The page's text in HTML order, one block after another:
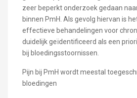
zeer beperkt onderzoek gedaan
binnen PmH. Als gevolg hiervan is
effectieve behandelingen voor
duidelijk geïdentificeerd als een
bij bloedingsstoornissen.
Pijn bij PmH wordt meestal
bloedingen